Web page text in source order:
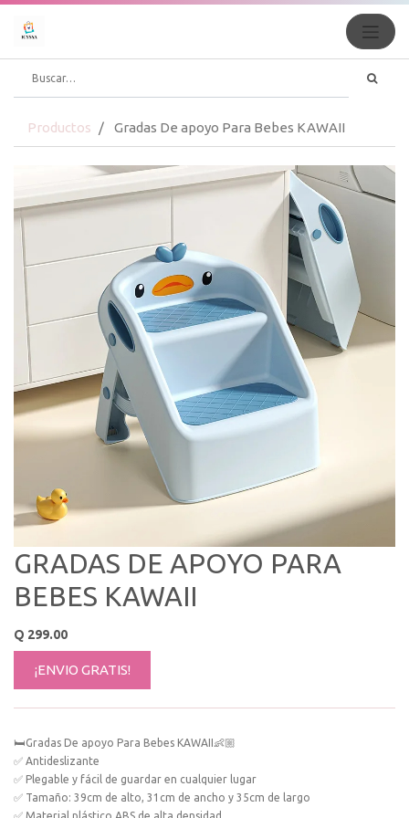
Productos Gradas De apoyo Para Bebes KAWAII
GRADAS DE APOYO PARA
BEBES KAWAII
Q 299.00
¡ENVIO GRATIS!
🛏Gradas De apoyo Para Bebes KAWAII👶🏼
✅ Antideslizante
✅ Plegable y fácil de guardar en cualquier lugar
✅ Tamaño: 39cm de alto, 31cm de ancho y 35cm de largo
✅ Material plástico ABS de alta densidad.